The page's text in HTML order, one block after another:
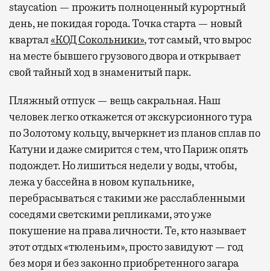
staycation — прожить полноценный курортный
день, не покидая города. Точка старта — новый
квартал«КОД Сокольники», тот самый, что вырос
на месте бывшего грузового двора и открывает
свой тайный ход в знаменитый парк.
Пляжный отпуск — вещь сакральная. Наш
человек легко откажется от экскурсионного тура
по Золотому кольцу, вычеркнет из планов сплав по
Катуни и даже смирится с тем, что Париж опять
подождет. Но лишиться недели у воды, чтобы,
лежа у бассейна в новом купальнике,
перебрасываться с такими же расслабленными
соседями светскими репликами, это уже
покушение на права личности. Те, кто называет
этот отдых «тюленьим», просто завидуют — год
без моря и без законно приобретенного загара